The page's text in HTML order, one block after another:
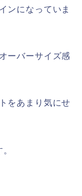
ンになっていま
ーバーサイズ感
をあまり気にせ